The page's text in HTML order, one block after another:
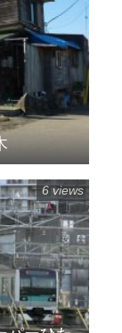
6 views